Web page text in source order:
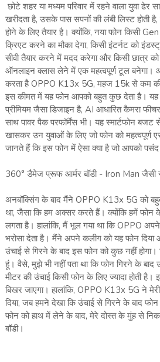
छोटे शहर या मध्यम परिवार में रहने वाला युवा
खरीदता है, उसके पास सपनों की लंबी लिस्ट होती
होने के लिए तैयार है। क्योंकि, नया फोन किसी
क्रिएट करने का मौका देगा, किसी इंटर्नट को
सीवी तैयार करने में मदद करेगा और किसी छात्र
ऑनलाइन क्लास लेने में एक महत्वपूर्ण टूल बनेगा।
करता है OPPO K13x 5G, महज 15k से कम
इस कीमत में यह फोन आपको बहुत कुछ देता है।
प्रीमियम जैसा डिजाइन है, AI आधारित कैमरा
साथ पावर पैक परफॉर्मेंस भी। यह स्मार्टफोन
खासकर उन युवाओं के लिए जो फोन को
जानते हैं कि इस फोन में ऐसा क्या है जो आपको
360° डैमेज प्रूफ आर्मर बॉडी - Iron Man जैसी
अनबॉक्सिंग के बाद मैंने OPPO K13x 5G को
था, जैसा कि हम अक्सर करते हैं। क्योंकि हमें फोन
लगता है। हालांकि, मैं भूल गया था कि OPPO
भरोसा देता है। मैंने अपने कलीग को यह फोन दिया
उंचाई से गिरने के बाद इस फोन को कुछ नहीं
हूं। वैसे, मुझे भी नहीं पता था कि फोन गिरने के बाद
मीटर की उंचाई किसी फोन के लिए ज्यादा होती
बिखर जाएगा। हालांकि, OPPO K13x 5G ने
दिया, जब हमने देखा कि उंचाई से गिरने के बाद
फोन को हाथ में लेने के बाद, मेरे दोस्त के मुंह से
बॉडी।